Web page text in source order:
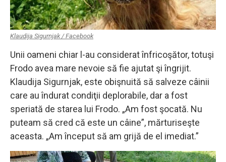
Klaudija Sigurnjak / Facebook
Unii oameni chiar l-au considerat înfricoşător, totuşi
Frodo avea mare nevoie să fie ajutat şi îngrijit.
Klaudija Sigurnjak, este obişnuită să salveze câinii
care au îndurat condiţii deplorabile, dar a fost
speriată de starea lui Frodo. „Am fost şocată. Nu
puteam să cred că este un câine”, mărturiseşte
aceasta. „Am început să am grijă de el imediat.”